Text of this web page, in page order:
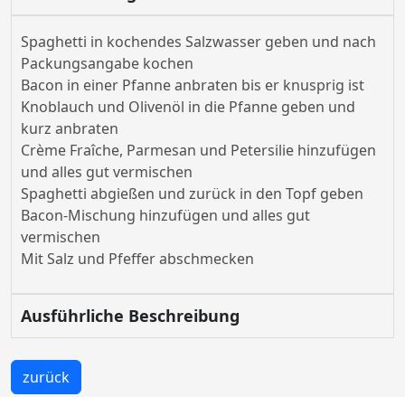
Spaghetti in kochendes Salzwasser geben und nach
Packungsangabe kochen
Bacon in einer Pfanne anbraten bis er knusprig ist
Knoblauch und Olivenöl in die Pfanne geben und
kurz anbraten
Crème Fraîche, Parmesan und Petersilie hinzufügen
und alles gut vermischen
Spaghetti abgießen und zurück in den Topf geben
Bacon-Mischung hinzufügen und alles gut
vermischen
Mit Salz und Pfeffer abschmecken
Ausführliche Beschreibung
zurück